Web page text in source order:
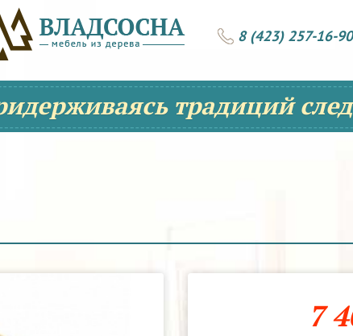
8 (423) 257-16-90
традиций
7